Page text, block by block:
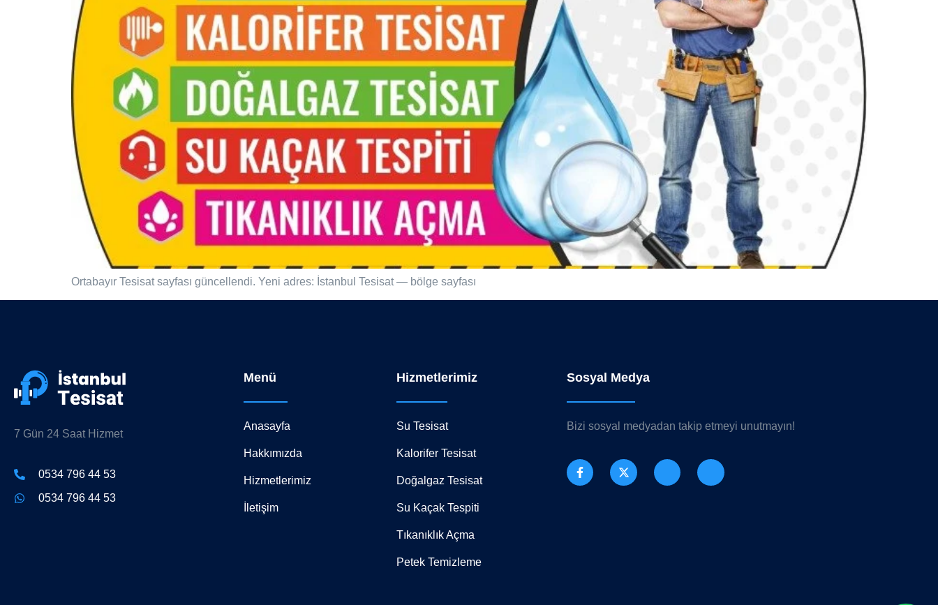
Ortabayır Tesisat sayfası güncellendi. Yeni adres: İstanbul Tesisat — bölge sayfası
7 Gün 24 Saat Hizmet
0534 796 44 53
0534 796 44 53
Menü
Anasayfa
Hakkımızda
Hizmetlerimiz
İletişim
Hizmetlerimiz
Su Tesisat
Kalorifer Tesisat
Doğalgaz Tesisat
Su Kaçak Tespiti
Tıkanıklık Açma
Petek Temizleme
Sosyal Medya
Bizi sosyal medyadan takip etmeyi unutmayın!